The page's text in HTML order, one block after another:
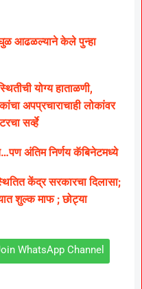
आढळल्याने केले पुन्हा
योग्य हाताळणी,
अपप्रचाराचाही लोकांवर
सर्व्हे
अंतिम निर्णय कॅबिनेटमध्ये
केंद्र सरकारचा दिलासा;
शुल्क माफ ; छोट्या
WhatsApp Channel